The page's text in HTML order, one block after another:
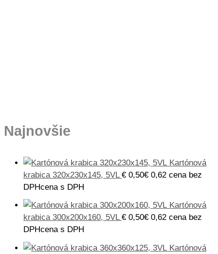
Najnovšie
Kartónová
krabica 320x230x145, 5VL € 0,50€ 0,62 cena bez
DPHcena s DPH
Kartónová
krabica 300x200x160, 5VL € 0,50€ 0,62 cena bez
DPHcena s DPH
Kartónová